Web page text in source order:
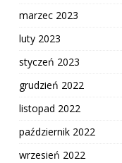
marzec 2023
luty 2023
styczeń 2023
grudzień 2022
listopad 2022
październik 2022
wrzesień 2022